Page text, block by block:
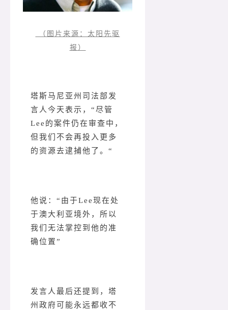
（图片来源：太阳先驱
报）
塔斯马尼亚州司法部发
言人今天表示，“尽管
Lee的案件仍在审查中，
但我们不会再投入更多
的资源去逮捕他了。“
他说：“由于Lee现在处
于澳大利亚境外，所以
我们无法掌控到他的准
确位置”
发言人最后还提到，塔
州政府可能永远都收不